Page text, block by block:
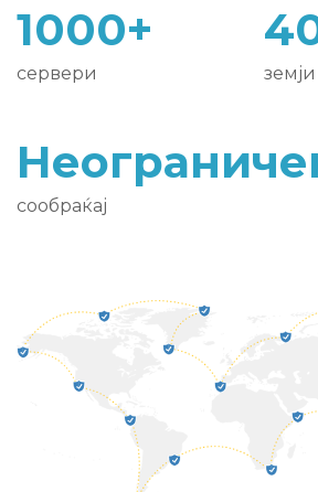
1000+
сервери земји
сообраќај